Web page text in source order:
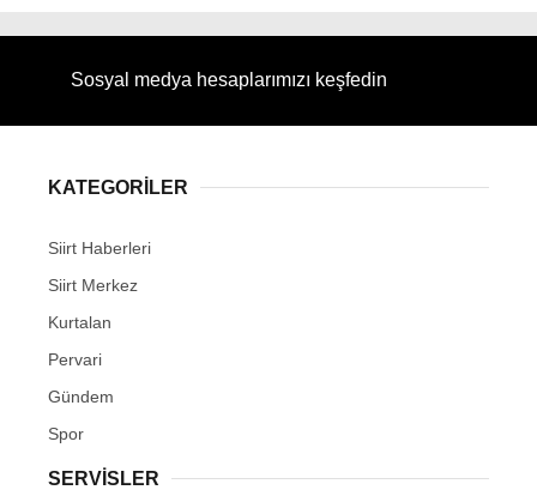
ŞIRVAN
TILLO
NÖBETÇI ECZANELER
Sosyal medya hesaplarımızı keşfedin
KATEGORİLER
Siirt Haberleri
Siirt Merkez
Kurtalan
Pervari
Gündem
Spor
SERVİSLER